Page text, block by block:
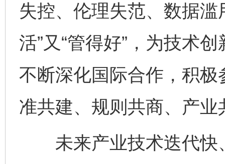
失控、伦理失范、数据
活”又“管得好”，为技术
不断深化国际合作，积
准共建、规则共商、产业
未来产业技术迭代快